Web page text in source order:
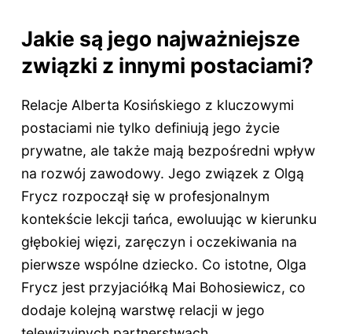
Jakie są jego najważniejsze
związki z innymi postaciami?
Relacje Alberta Kosińskiego z kluczowymi
postaciami nie tylko definiują jego życie
prywatne, ale także mają bezpośredni wpływ
na rozwój zawodowy. Jego związek z Olgą
Frycz rozpoczął się w profesjonalnym
kontekście lekcji tańca, ewoluując w kierunku
głębokiej więzi, zaręczyn i oczekiwania na
pierwsze wspólne dziecko. Co istotne, Olga
Frycz jest przyjaciółką Mai Bohosiewicz, co
dodaje kolejną warstwę relacji w jego